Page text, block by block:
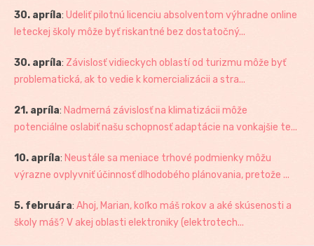
30. apríla: Udeliť pilotnú licenciu absolventom výhradne online
leteckej školy môže byť riskantné bez dostatočný...
30. apríla: Závislosť vidieckych oblastí od turizmu môže byť
problematická, ak to vedie k komercializácii a stra...
21. apríla: Nadmerná závislosť na klimatizácii môže
potenciálne oslabiť našu schopnosť adaptácie na vonkajšie te...
10. apríla: Neustále sa meniace trhové podmienky môžu
výrazne ovplyvniť účinnosť dlhodobého plánovania, pretože ...
5. februára: Ahoj, Marian, koľko máš rokov a aké skúsenosti a
školy máš? V akej oblasti elektroniky (elektrotech...